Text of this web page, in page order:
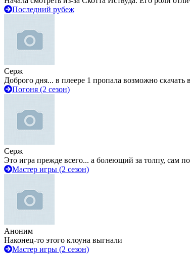
Последний рубеж
Серж
Доброго дня... в плеере 1 пропала возможно скачать
Погоня (2 сезон)
Серж
Это игра прежде всего... а болеющий за толпу, сам
Мастер игры (2 сезон)
Аноним
Наконец-то этого клоуна выгнали
Мастер игры (2 сезон)